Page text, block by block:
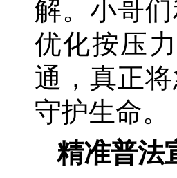
解。小哥
优化按压
通，真正
守护生命。
精准普法